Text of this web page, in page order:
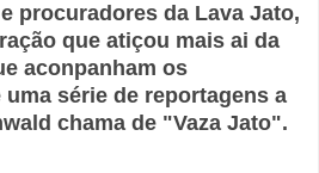
procuradores da Lava Jato,
que atiçou mais ai da
aconpanham os
série de reportagens a
chama de "Vaza Jato".